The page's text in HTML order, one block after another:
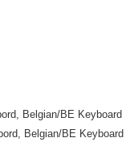
Belgian/BE Keyboard
Belgian/BE Keyboard